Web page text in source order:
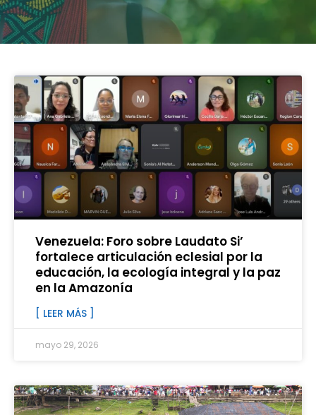
Venezuela: Foro sobre Laudato Si’
fortalece articulación eclesial por la
educación, la ecología integral y la paz
en la Amazonía
[ LEER MÁS ]
mayo 29, 2026